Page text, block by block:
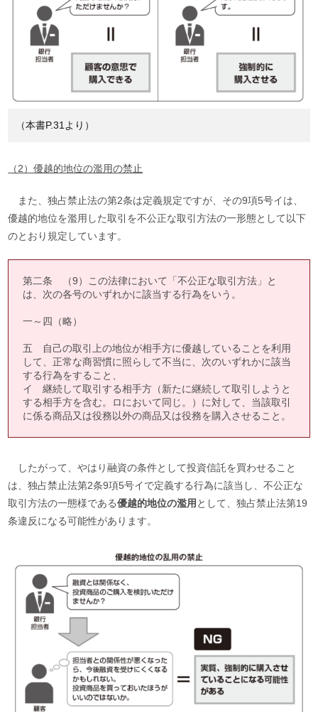
（本書P.31より）
（2）優越的地位の濫用の禁止
また、独占禁止法の第2条は定義規定ですが、その9項5号イは、
優越的地位を濫用した取引を不公正な取引方法の一形態として以下
のとおり規定しています。
第二条 （9）この法律において「不公正な取引方法」と
は、次の各号のいずれかに該当する行為をいう。
一～四（略）
五 自己の取引上の地位が相手方に優越していることを利用
して、正常な商習慣に照らして不当に、次のいずれかに該当
する行為をすること、
イ 継続して取引する相手方（新たに継続して取引しようと
する相手方を含む。ロにおいて同じ。）に対して、当該取引
に係る商品又は役務以外の商品又は役務を購入させること。
したがって、やはり融資の条件として投資信託を買わせること
は、独占禁止法第2条9項5号イで定義する行為に該当し、不公正な
取引方法の一態様である優越的地位の濫用 として、独占禁止法第19
条違反になる可能性があります。